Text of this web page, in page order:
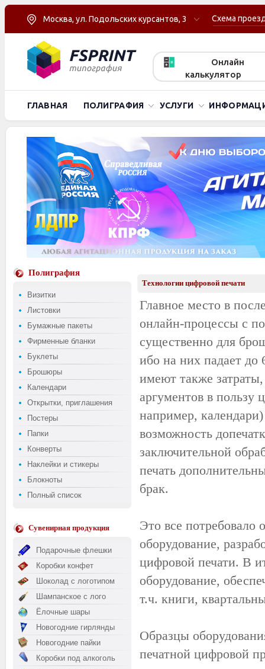
Москва, ул. Подольских курсантов, 3 Схема
Онлайн
калькулятор
ГЛАВНАЯ ПОЛИГРАФИЯ УСЛУГИ
Полиграфия
Визитки
Листовки
Бумажные пакеты
Фирменные бланки
Буклеты
Брошюры
Календари
Открытки, приглашения
Постеры
Папки
Конверты
Наклейки и стикеры
Блокноты
Полный список
Сувенирная продукция
Подарочные флешки
Коробки конфет
Шоколад с логотипом
Шампанское с лого
Ёлочные шары
Новогодние гирлянды
Новогодние пайки
Коробки под алкоголь
Технологии цифровой печати
Главное место в
онлайн-процессы с
существенно для
ибо на них падает до
имеют также
аргументов в пользу
например,
возможность
заключительной
печать
брак.
Это все потребовало
оборудование,
цифровой печати. В
оборудование,
т.ч. книги,
Образцы
печатной цифровой